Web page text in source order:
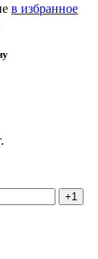
в избранное
+1